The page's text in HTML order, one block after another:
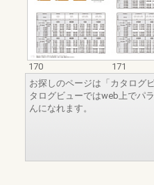
170
171
お探しのページは「カタログ
タログビューではweb上でパ
んになれます。